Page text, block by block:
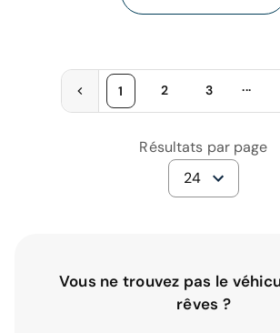
1 2 3 ...
Résultats par page
24
Vous ne trouvez pas le
rêves ?